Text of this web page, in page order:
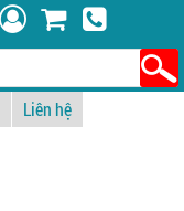
Liên hệ